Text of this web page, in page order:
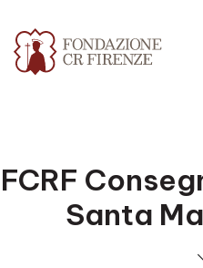
FCRF
Santa